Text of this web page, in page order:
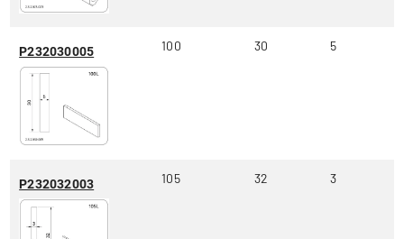
P232030005 100 30 5
P232032003 105 32 3